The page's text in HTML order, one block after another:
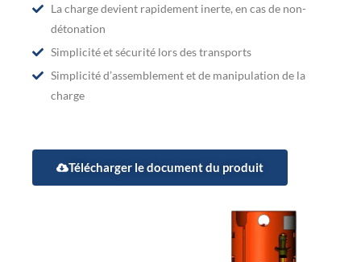
La charge devient rapidement inerte, en cas de non-
détonation
Simplicité et sécurité lors des transports
Simplicité d’assemblement et de manipulation de la
charge
Télécharger le document du produit